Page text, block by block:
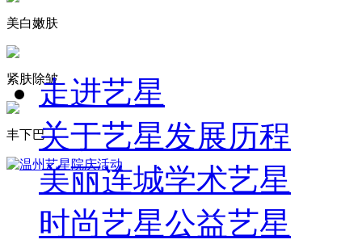
美白嫩肤
紧肤除皱
丰下巴
走进艺星
关于艺星发展历程
美丽连城学术艺星
时尚艺星公益艺星